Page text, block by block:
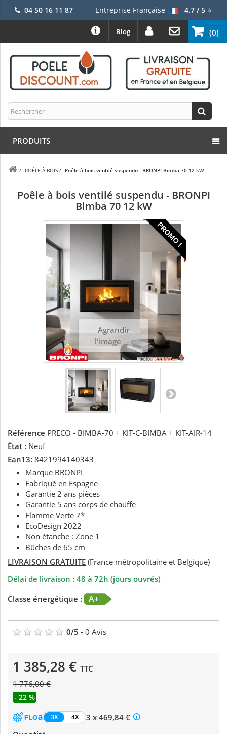
04 50 16 11 87 Entreprise Française 4.7 / 5⭐
(0)
Blog
PRODUITS
/ POÊLE À BOIS / Poêle à bois ventilé suspendu - BRONPI Bimba 70 12 kW
Poêle à bois ventilé suspendu - BRONPI
Bimba 70 12 kW
PROMO !
Agrandir
l'image
Référence PRECO - BIMBA-70 + KIT-C-BIMBA + KIT-AIR-14
État : Neuf
Ean13: 8421994140343
Marque BRONPI
Fabriqué en Espagne
Garantie 2 ans pièces
Garantie 5 ans corps de chauffe
Flamme Verte 7*
EcoDesign 2022
Non étanche : Zone 1
Bûches de 65 cm
LIVRAISON GRATUITE (France métropolitaine et Belgique)
Délai de livraison : 48 à 72h (jours ouvrés)
Classe énergétique :
A+
0/5 - 0 Avis
1 385,28 € TTC
1 776,00 €
- 22 %
3X 4X
3 x 469,84 €